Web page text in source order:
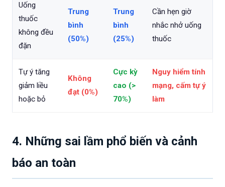
Uống
thuốc
không đều
đặn
Trung
bình
(50%)
Trung
bình
(25%)
Cần hẹn giờ
nhắc nhở uống
thuốc
Tự ý tăng
giảm liều
hoặc bỏ
Không
đạt (0%)
Cực kỳ
cao (>
70%)
Nguy hiểm tính
mạng, cấm tự ý
làm
4. Những sai lầm phổ biến và cảnh
báo an toàn